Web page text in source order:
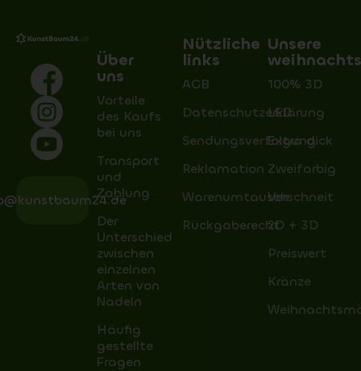
Über
uns
Vorteile
des Kaufs
bei uns
Transport
und
Zahlung
Der
Unterschied
zwischen
einzelnen
Arten von
Nadeln
Häufig
gestellte
Fragen
Nützliche
links
AGB
Datenschutzerklärung
Sendungsverfolgung
Reklamation
Warenumtausch
Rückgaberecht
Unsere
100% 3D
LED
Extra dick
Zweifarbig
Verschneit
2D + 3D
Preiswert
Kränze